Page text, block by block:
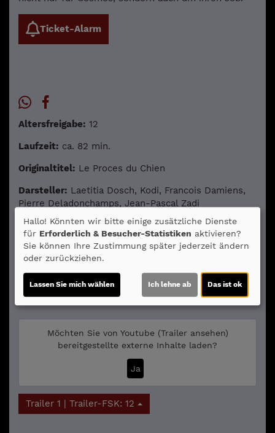
Ticket-Alarm
Altersfreigabe: 12
Laufzeit: ca. 82 min.
Originaltitel: Le Proces du Chien
Darsteller: Laetitia Dosch, Kodi, Francois Damiens,
Pierre Deladonchamps, Jean-Pascal Zadi
Regie: Laetitia Dosch Drehbuch: Laetitia Dosch
Musik: David Stanke, David Sztanke Genre: Komödie
Verleih:Weltkino
Inhalte zum Teil von
© CINEPROG ...macht Lust auf Ihr Kino!
Möchten Sie von Youtube (Trailer ansehen)
bereitgestellte externe Inhalte laden?
Ja
Trailer 1 | Trailer-FSK: 12
Hallo! Könnten wir bitte einige zusätzliche Dienste
für Erforderlich & Besucher-Statistiken aktivieren?
Sie können Ihre Zustimmung später jederzeit ändern
oder zurückziehen.
Lassen Sie mich wählen Ich lehne ab Das ist ok